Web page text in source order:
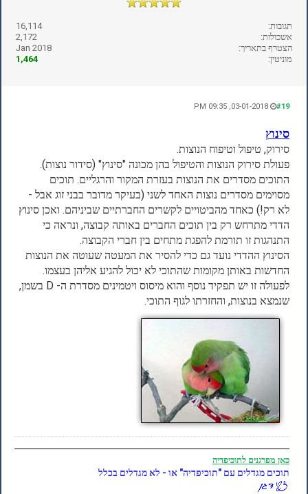
תגובות:
16,114
אשכולות:
2,172
הצטרף בתאריך:
Jan 2018
מוניטין:
1,464
#19
סינוץ
סירוק, טיפול וטיפוח הנוצות.
פעולת סירוק הנוצות והטיפול בהן מכונה "סינוץ" (סידור נוצות).
התוכים מסדרים את הנוצות בעזרת המקור והרגליים. תוכים
מסוימים מסדרים נוצות האחד לשני (בעיקר מדובר בבני זוג אבל -
לא רק!) כאחד מהביטויים לקשרים החברתיים שביניהם. ואכן סינוץ
הדדי מתרחש רק בין תוכים החברים באותה קבוצה, ונראה כי
התנהגות זו תורמת להפגת מתחים בין חברי הקבוצה.
הסינוץ ההדדי נועד גם כדי להסיר את המעטה שעוטה את הנוצות
החדשות באותן מקומות שהתוכי לא יכול להגיע אליהן בעצמו.
לפעולה זו יש תפקיד נוסף והוא מיסוס ויטמינים מסדרת ה- D בשמן,
שנמצא בנוצות, והחזרתו לגוף התוכי.
כאן מפרגנים לתוכיפדיה
תוכים מגדלים עם "תוכיפדיה" או - לא מגדלים בכלל